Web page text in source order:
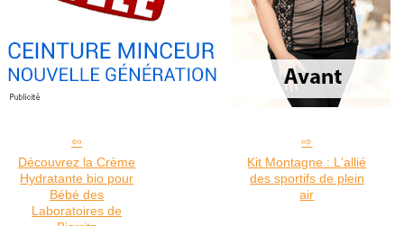
Découvrez la Crème
Hydratante bio pour
Bébé des
Laboratoires de
Kit Montagne : L'allié
des sportifs de plein
air